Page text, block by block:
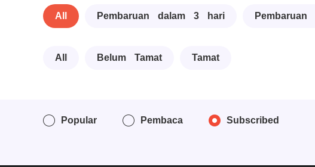
All Pembaruan dalam 3 hari
All Belum Tamat Tamat
Popular Pembaca Subscribed